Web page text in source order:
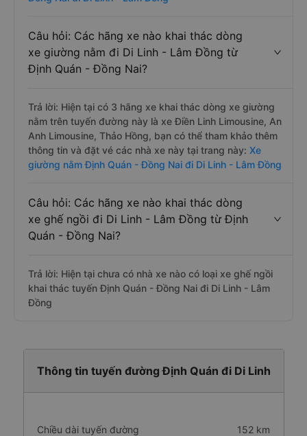
Câu hỏi: Các hãng xe nào khai thác dòng
xe giường nằm đi Di Linh - Lâm Đồng từ
Định Quán - Đồng Nai?
Trả lời: Hiện tại có 3 hãng xe khai thác dòng xe giường
nằm trên tuyến đường này là xe Điền Linh Limousine, An
Anh Limousine, Thảo Hồng, bạn có thể tham khảo thêm
thông tin và đặt vé các nhà xe này tại trang này: Xe
giường nằm Định Quán - Đồng Nai đi Di Linh - Lâm Đồng
Câu hỏi: Các hãng xe nào khai thác dòng
xe ghế ngồi đi Di Linh - Lâm Đồng từ Định
Quán - Đồng Nai?
Trả lời: Hiện tại chưa có nhà xe nào có loại xe ghế ngồi
khai thác tuyến Định Quán - Đồng Nai đi Di Linh - Lâm
Đồng
Thông tin tuyến đường Định Quán đi Di Linh
Chiều dài tuyến đường 152 km